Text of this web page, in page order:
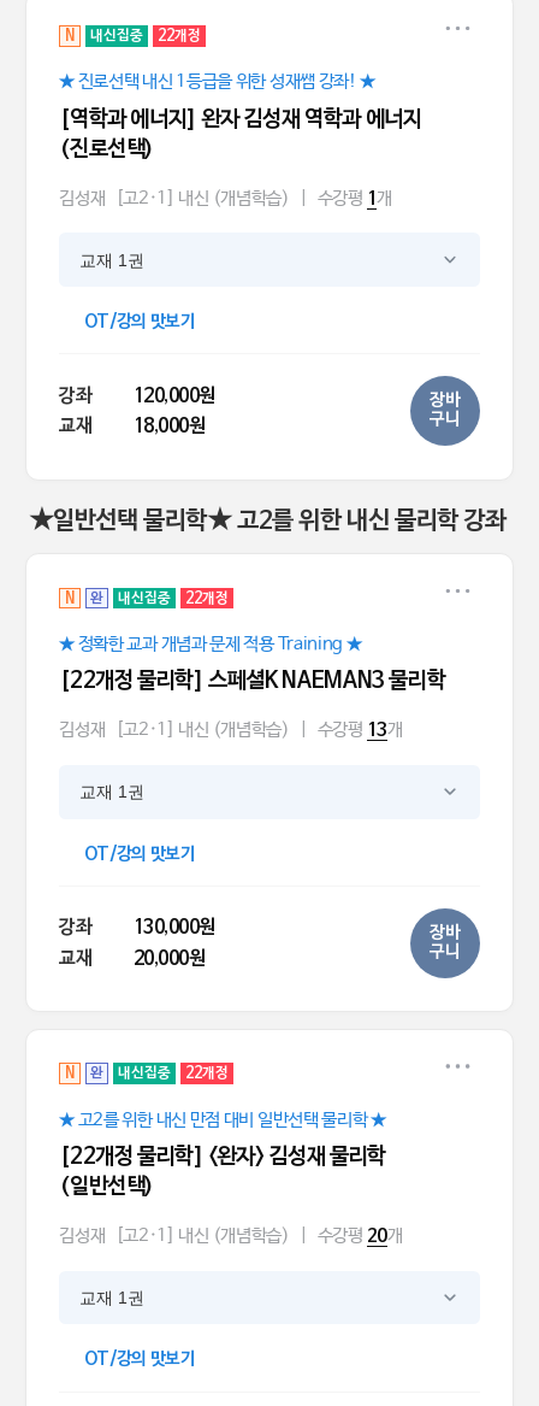
N 내신집중 22개정
★ 진로선택 내신 1등급을 위한 성재쌤 강좌! ★
[역학과 에너지] 완자 김성재 역학과 에너지
(진로선택)
김성재 [고2·1] 내신 (개념학습) 수강평 1개
교재 1권
OT/강의 맛보기
강좌
120,000원
교재
18,000원
장바
구니
★일반선택 물리학★ 고2를 위한 내신 물리학 강좌
N 완 내신집중 22개정
★ 정확한 교과 개념과 문제 적용 Training ★
[22개정 물리학] 스페셜K NAEMAN3 물리학
김성재 [고2·1] 내신 (개념학습) 수강평 13개
교재 1권
OT/강의 맛보기
강좌
130,000원
교재
20,000원
장바
구니
N 완 내신집중 22개정
★ 고2를 위한 내신 만점 대비 일반선택 물리학 ★
[22개정 물리학] <완자> 김성재 물리학
(일반선택)
김성재 [고2·1] 내신 (개념학습) 수강평 20개
교재 1권
OT/강의 맛보기